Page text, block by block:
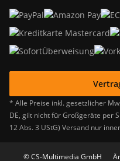
* Alle Preise inkl. gesetzlicher
DE, gilt nicht für Großgeräte per
12 Abs. 3 UStG) Versand nur
© CS-Multimedia GmbH